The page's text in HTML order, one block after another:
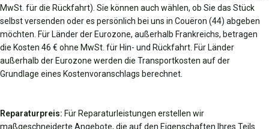
MwSt. für die Rückfahrt). Sie können auch wählen, ob Sie das Stück
selbst versenden oder es persönlich bei uns in Couëron (44) abgeben
möchten. Für Länder der Eurozone, außerhalb Frankreichs, betragen
die Kosten 46 € ohne MwSt. für Hin- und Rückfahrt. Für Länder
außerhalb der Eurozone werden die Transportkosten auf der
Grundlage eines Kostenvoranschlags berechnet.
Reparaturpreis: Für Reparaturleistungen erstellen wir
maßgeschneiderte Angebote, die auf den Eigenschaften Ihres Teils